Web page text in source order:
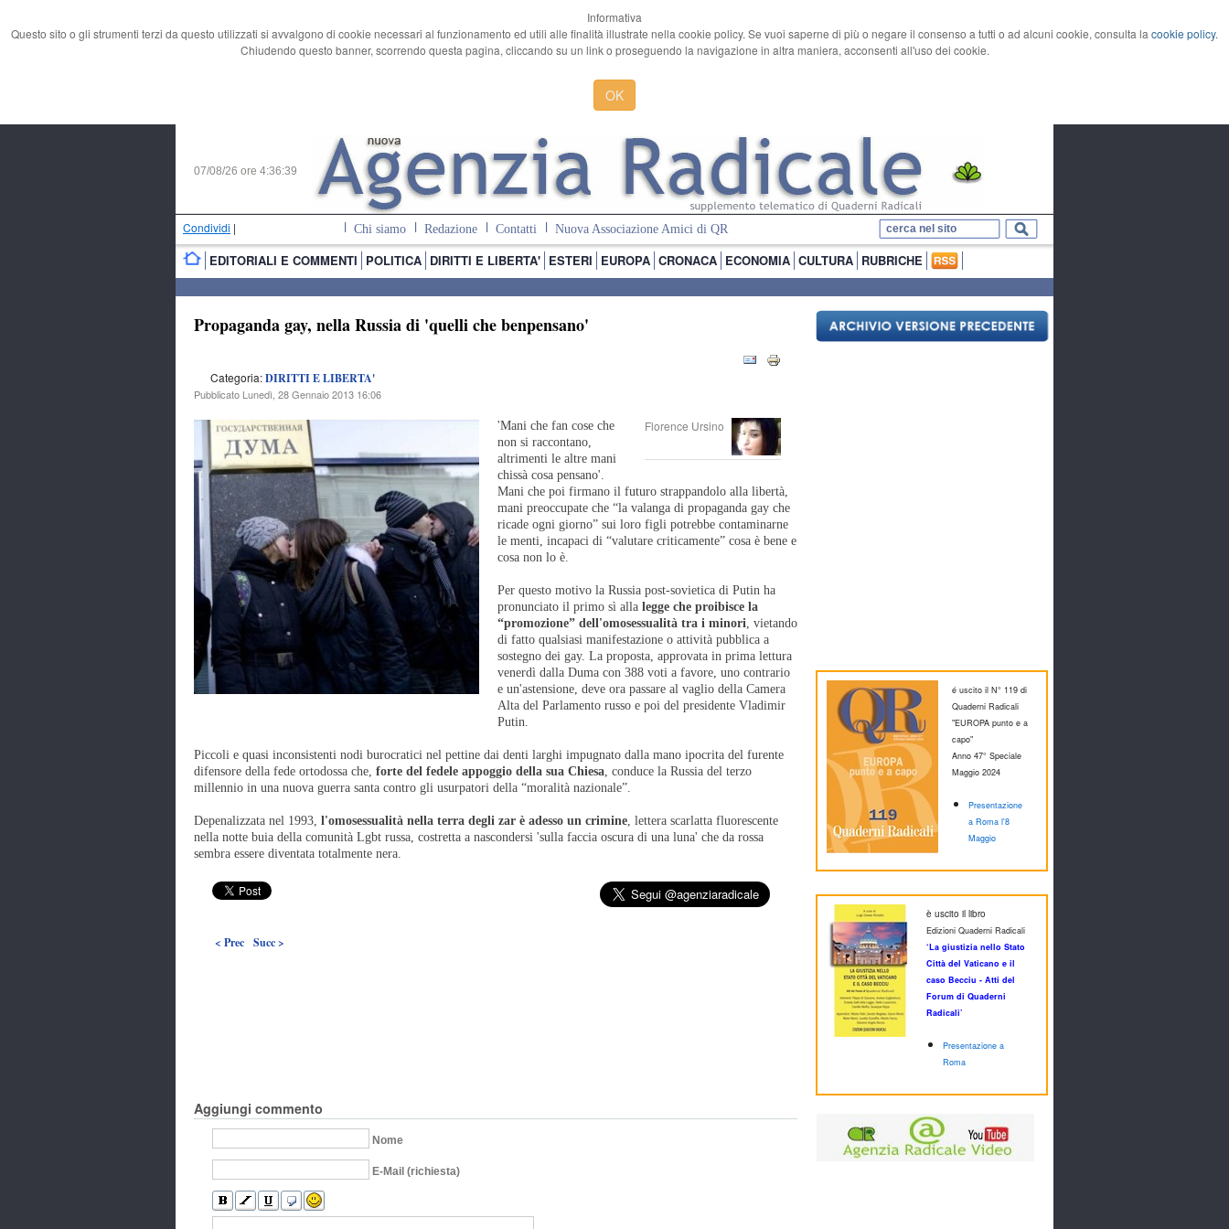
Informativa
Questo sito o gli strumenti terzi da questo utilizzati si avvalgono di cookie necessari al funzionamento ed utili alle finalità illustrate nella cookie policy. Se vuoi saperne di più o negare il consenso a tutti o ad alcuni cookie, consulta la cookie policy.
Chiudendo questo banner, scorrendo questa pagina, cliccando su un link o proseguendo la navigazione in altra maniera, acconsenti all'uso dei cookie.
OK
07/08/26 ore 4:36:40
Condividi | Chi siamo Redazione Contatti Nuova Associazione Amici di QR
EDITORIALI E COMMENTI POLITICA DIRITTI E LIBERTA' ESTERI EUROPA CRONACA ECONOMIA CULTURA RUBRICHE
Propaganda gay, nella Russia di 'quelli che benpensano'
Categoria:DIRITTI E LIBERTA'
Pubblicato Lunedì, 28 Gennaio 2013 16:06
Florence Ursino
'Mani che fan cose che
non si raccontano,
altrimenti le altre mani
chissà cosa pensano'.
Mani che poi firmano il futuro strappandolo alla libertà,
mani preoccupate che “la valanga di propaganda gay che
ricade ogni giorno” sui loro figli potrebbe contaminarne
le menti, incapaci di “valutare criticamente” cosa è bene e
cosa non lo è.
Per questo motivo la Russia post-sovietica di Putin ha
pronunciato il primo sì alla legge che proibisce la
“promozione” dell'omosessualità tra i minori, vietando
di fatto qualsiasi manifestazione o attività pubblica a
sostegno dei gay. La proposta, approvata in prima lettura
venerdì dalla Duma con 388 voti a favore, uno contrario
e un'astensione, deve ora passare al vaglio della Camera
Alta del Parlamento russo e poi del presidente Vladimir
Putin.
Piccoli e quasi inconsistenti nodi burocratici nel pettine dai denti larghi impugnato dalla mano ipocrita del furente
difensore della fede ortodossa che, forte del fedele appoggio della sua Chiesa, conduce la Russia del terzo
millennio in una nuova guerra santa contro gli usurpatori della “moralità nazionale”.
Depenalizzata nel 1993, l'omosessualità nella terra degli zar è adesso un crimine, lettera scarlatta fluorescente
nella notte buia della comunità Lgbt russa, costretta a nascondersi 'sulla faccia oscura di una luna' che da rossa
sembra essere diventata totalmente nera.
< Prec Succ >
Aggiungi commento
Nome
E-Mail (richiesta)
é uscito il N° 119 di
Quaderni Radicali
"EUROPA punto e a
capo"
Anno 47° Speciale
Maggio 2024
Presentazione
a Roma l'8
Maggio
è uscito il libro
Edizioni Quaderni Radicali
‘La giustizia nello Stato
Città del Vaticano e il
caso Becciu - Atti del
Forum di Quaderni
Radicali’
Presentazione a
Roma